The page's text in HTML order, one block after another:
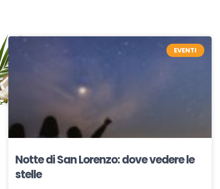
EVENTI
Notte di San Lorenzo: dove vedere le
stelle